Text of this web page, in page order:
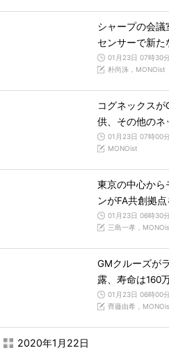
シャープの会議
センサーで新た
01月23日 07時30
朴尚洙，MONOist
コグネックス
供、その他のネ
01月23日 07時00
MONOist
東京の中心から
ンがFA共創拠
01月23日 06時30
三島一孝，
GMクルーズが
露、寿命は160
01月23日 06時00
齊藤由希，
2020年1月22日